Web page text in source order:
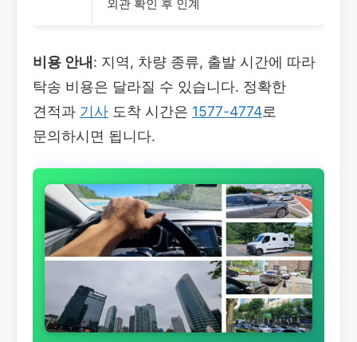
외관 확인 후 인계
비용 안내 : 지역, 차량 종류, 출발 시간에 따라
탁송 비용은 달라질 수 있습니다. 정확한
견적과 기사 도착 시간은 1577-4774로
문의하시면 됩니다.